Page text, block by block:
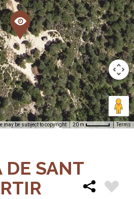
may be subject to copyright 20 m Terms
DE SANT